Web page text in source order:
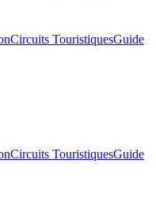
Circuits TouristiquesGuide
Circuits TouristiquesGuide